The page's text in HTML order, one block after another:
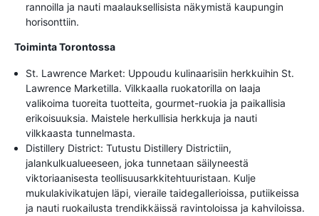
rannoilla ja nauti maalauksellisista näkymistä kaupungin
horisonttiin.
Toiminta Torontossa
St. Lawrence Market: Uppoudu kulinaarisiin herkkuihin St.
Lawrence Marketilla. Vilkkaalla ruokatorilla on laaja
valikoima tuoreita tuotteita, gourmet-ruokia ja paikallisia
erikoisuuksia. Maistele herkullisia herkkuja ja nauti
vilkkaasta tunnelmasta.
Distillery District: Tutustu Distillery Districtiin,
jalankulkualueeseen, joka tunnetaan säilyneestä
viktoriaanisesta teollisuusarkkitehtuuristaan. Kulje
mukulakivikatujen läpi, vieraile taidegallerioissa, putiikeissa
ja nauti ruokailusta trendikkäissä ravintoloissa ja kahviloissa.